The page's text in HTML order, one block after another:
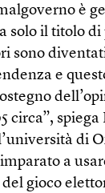
è
solo il titolo di
sono
e
circa”,
di
a
gioco